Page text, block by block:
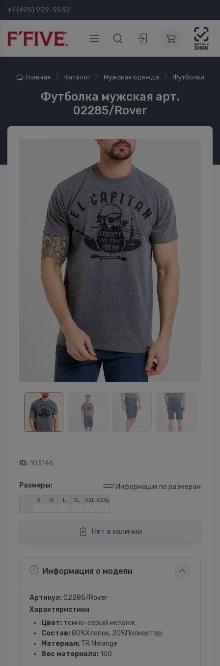
+7 (495) 909-9532
Главная Каталог Мужская одежда Футболки
Футболка мужская арт.
02285/Rover
ID: 103146
Размеры: Информация по размерам
S M L XL XXL XXXL
Нет в наличии
Информация о модели
Артикул: 02285/Rover
Характеристики
Цвет: темно-серый меланж
Состав: 80%Хлопок, 20%Полиэстер
Материал: TR Melange
Вес материала: 160